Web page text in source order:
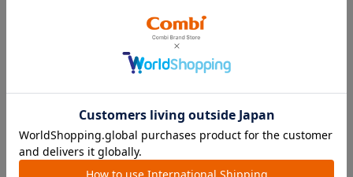
フィカゴー アジャイル 2
『FikaGO（フィカゴー）』か
ら待望の中型犬向け『アジャ
イル２』 登場！耐荷重30kg
フィカゴー アジャイル 2
『FikaGO（フィカゴー）』か
イル２』 登場！耐荷重30kg